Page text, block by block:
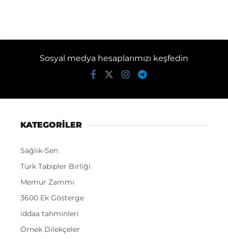
Sosyal medya hesaplarımızı keşfedin
KATEGORİLER
Sağlık-Sen
Türk Tabipler Birliği
Memur Zammı
3600 Ek Gösterge
iddaa tahminleri
Örnek Dilekçeler